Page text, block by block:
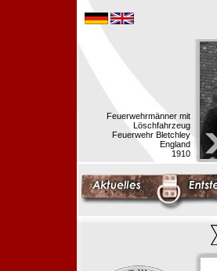
Feuerwehrmänner mit
Löschfahrzeug
Feuerwehr Bletchley
England
1910